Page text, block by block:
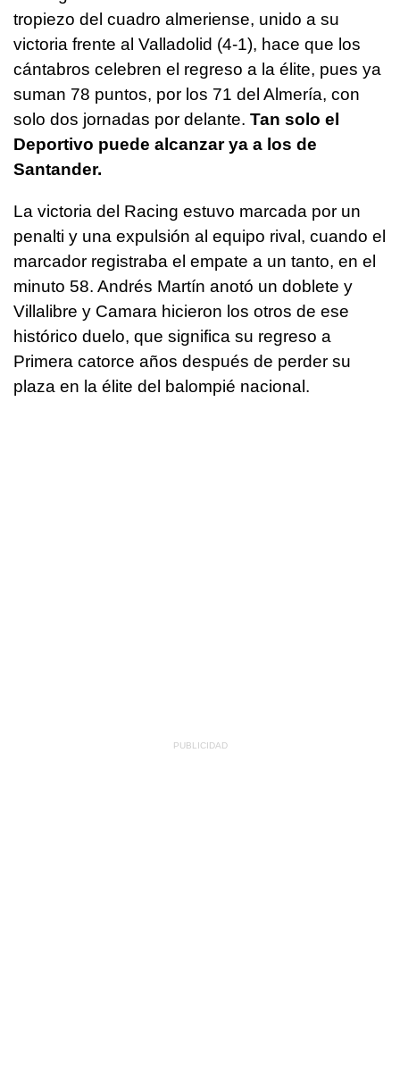
tropiezo del cuadro almeriense, unido a su
victoria frente al Valladolid (4-1), hace que los
cántabros celebren el regreso a la élite, pues ya
suman 78 puntos, por los 71 del Almería, con
solo dos jornadas por delante. Tan solo el
Deportivo puede alcanzar ya a los de
Santander.
La victoria del Racing estuvo marcada por un
penalti y una expulsión al equipo rival, cuando el
marcador registraba el empate a un tanto, en el
minuto 58. Andrés Martín anotó un doblete y
Villalibre y Camara hicieron los otros de ese
histórico duelo, que significa su regreso a
Primera catorce años después de perder su
plaza en la élite del balompié nacional.